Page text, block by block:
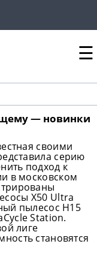
☰
— новинки
своими
серию
подход к
в московском
X50 Ultra
пылесос H15
Station.
лиге
становятся